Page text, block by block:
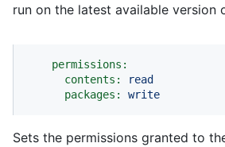
run on the latest available version
permissions:
contents:
read
packages:
write
Sets the permissions granted to